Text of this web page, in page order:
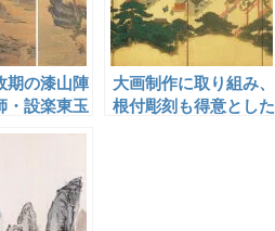
期の漆山陣
・設楽東玉
大画制作に取り組み、
根付彫刻も得意とした